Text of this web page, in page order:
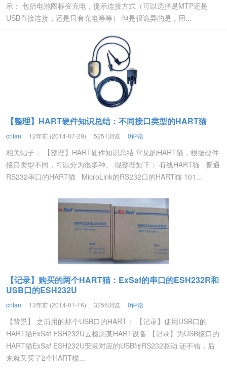
示： 包括电池图标变充电，提示连接方式（可以选择是MTP还是
USB直接连接，还是只有充电等等） 但是很诡异的是，用...
【整理】HART硬件知识总结：不同接口类型的HART猫
crifan 12年前 (2014-07-29) 5251浏览 0评论
相关帖子： 【整理】HART硬件知识总结 常见的HART猫，根据硬件
接口类型不同，可以分为很多种。 现整理如下： 有线HART猫 普通
RS232串口的HART猫 MicroLink的RS232口的HART猫 101...
【记录】购买的两个HART猫：ExSaf的串口的ESH232R和
USB口的ESH232U
crifan 13年前 (2014-01-16) 3256浏览 0评论
【背景】 之前用的那个USB口的HART： 【记录】使用USB口的
HART猫ExSaf ESH232U去检测某HART设备 【记录】为USB接口的
HART猫ExSaf ESH232U安装对应的USB转RS232驱动 还不错，后
来就又买了2个HART猫...